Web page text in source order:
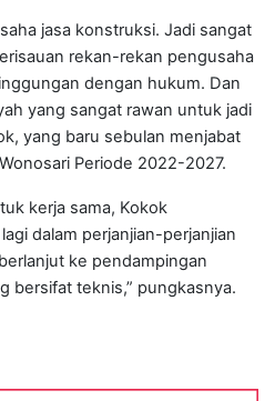
jasa konstruksi. Jadi sangat
rekan-rekan pengusaha
dengan hukum. Dan
yang sangat rawan untuk jadi
yang baru sebulan menjabat
Periode 2022-2027.
kerja sama, Kokok
dalam perjanjian-perjanjian
ke pendampingan
bersifat teknis,” pungkasnya.